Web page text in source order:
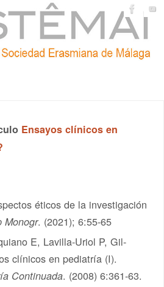
Ensayos clínicos en
éticos de la investigación
Monogr. (2021); 6:55-65
E, Lavilla-Uriol P, Gil-
clínicos en pediatría (I).
Continuada. (2008) 6:361-63.